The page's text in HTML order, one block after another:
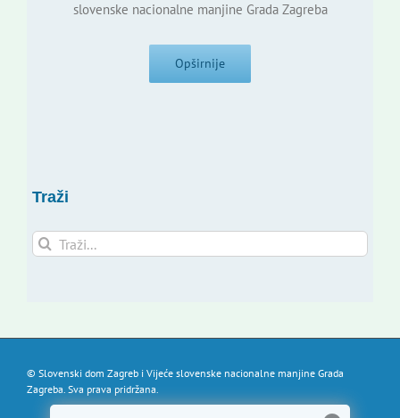
slovenske nacionalne manjine Grada Zagreba
Opširnije
Traži
Traži...
© Slovenski dom Zagreb i Vijeće slovenske nacionalne manjine Grada
Zagreba. Sva prava pridržana.